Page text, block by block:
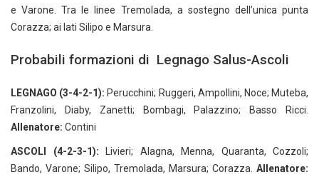
e Varone. Tra le linee Tremolada, a sostegno dell’unica punta
Corazza; ai lati Silipo e Marsura.
Probabili formazioni di Legnago Salus-Ascoli
LEGNAGO (3-4-2-1): Perucchini; Ruggeri, Ampollini, Noce; Muteba,
Franzolini, Diaby, Zanetti; Bombagi, Palazzino; Basso Ricci.
Allenatore: Contini
ASCOLI (4-2-3-1): Livieri; Alagna, Menna, Quaranta, Cozzoli;
Bando, Varone; Silipo, Tremolada, Marsura; Corazza. Allenatore: